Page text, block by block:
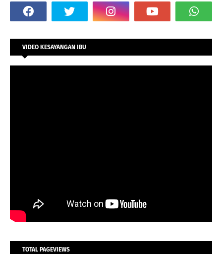
VIDEO KESAYANGAN IBU
TOTAL PAGEVIEWS